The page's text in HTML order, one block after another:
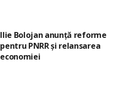
Ilie Bolojan anunță reforme
pentru PNRR și relansarea
economiei